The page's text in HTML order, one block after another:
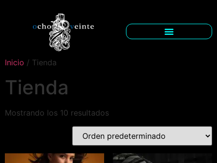
Inicio / Tienda
Tienda
Mostrando los 10 resultados